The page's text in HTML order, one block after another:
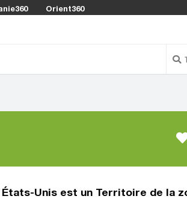
Orient360
Unis est un Territoire de la